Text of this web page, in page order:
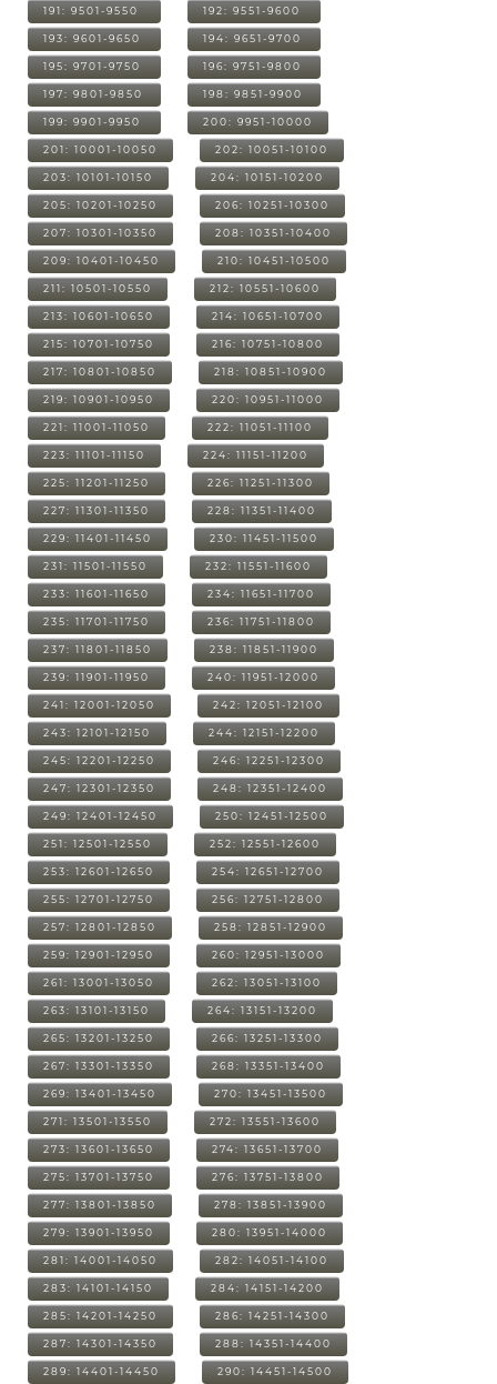
191: 9501-9550 192: 9551-9600
193: 9601-9650 194: 9651-9700
195: 9701-9750 196: 9751-9800
197: 9801-9850 198: 9851-9900
199: 9901-9950 200: 9951-10000
201: 10001-10050 202: 10051-10100
203: 10101-10150 204: 10151-10200
205: 10201-10250 206: 10251-10300
207: 10301-10350 208: 10351-10400
209: 10401-10450 210: 10451-10500
211: 10501-10550 212: 10551-10600
213: 10601-10650 214: 10651-10700
215: 10701-10750 216: 10751-10800
217: 10801-10850 218: 10851-10900
219: 10901-10950 220: 10951-11000
221: 11001-11050 222: 11051-11100
223: 11101-11150 224: 11151-11200
225: 11201-11250 226: 11251-11300
227: 11301-11350 228: 11351-11400
229: 11401-11450 230: 11451-11500
231: 11501-11550 232: 11551-11600
233: 11601-11650 234: 11651-11700
235: 11701-11750 236: 11751-11800
237: 11801-11850 238: 11851-11900
239: 11901-11950 240: 11951-12000
241: 12001-12050 242: 12051-12100
243: 12101-12150 244: 12151-12200
245: 12201-12250 246: 12251-12300
247: 12301-12350 248: 12351-12400
249: 12401-12450 250: 12451-12500
251: 12501-12550 252: 12551-12600
253: 12601-12650 254: 12651-12700
255: 12701-12750 256: 12751-12800
257: 12801-12850 258: 12851-12900
259: 12901-12950 260: 12951-13000
261: 13001-13050 262: 13051-13100
263: 13101-13150 264: 13151-13200
265: 13201-13250 266: 13251-13300
267: 13301-13350 268: 13351-13400
269: 13401-13450 270: 13451-13500
271: 13501-13550 272: 13551-13600
273: 13601-13650 274: 13651-13700
275: 13701-13750 276: 13751-13800
277: 13801-13850 278: 13851-13900
279: 13901-13950 280: 13951-14000
281: 14001-14050 282: 14051-14100
283: 14101-14150 284: 14151-14200
285: 14201-14250 286: 14251-14300
287: 14301-14350 288: 14351-14400
289: 14401-14450 290: 14451-14500